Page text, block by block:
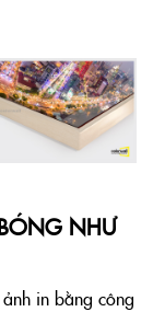
NHƯ
in bằng công